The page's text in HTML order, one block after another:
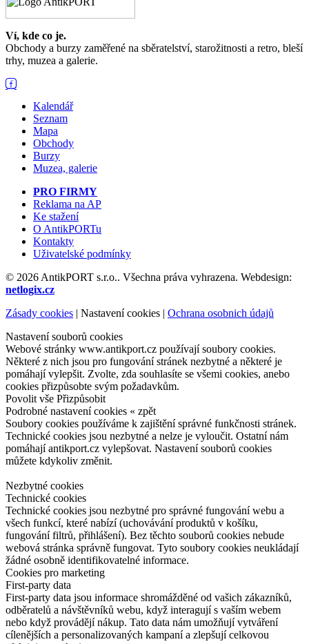
Ví, kde co je.
Obchody a burzy zaměřené na sběratelství, starožitnosti a retro, bleší
trhy, muzea a galerie.
Kalendář
Seznam
Mapa
Obchody
Burzy
Muzea, galerie
PRO FIRMY
Reklama na AP
Ke stažení
O AntikPORTu
Kontakty
Uživatelské podmínky
© 2026 AntikPORT s.r.o.. Všechna práva vyhrazena. Webdesign:
netlogix.cz
Zásady cookies | Nastavení cookies | Ochrana osobnich údajů
Nastavení souborů cookies
Webové stránky www.antikport.cz používají soubory cookies.
Některé z nich jsou pro fungování stránek nezbytné a některé je
pomáhají vylepšit. Zvolte, zda souhlasíte se všemi cookies, anebo
cookies přizpůsobte svým požadavkům.
Povolit vše Přizpůsobit
Podrobné nastavení cookies « zpět
Soubory cookies používáme k zajištění správné funkčnosti stránek.
Technické cookies jsou nezbytné a nelze je vyloučit. Ostatní nám
pomáhají antikport.cz vylepšovat. Nastavení souborů cookies
můžete kdykoliv změnit.
Nezbytné cookies
Technické cookies
Technické cookies jsou nezbytné pro správné fungování webu a
všech funkcí, které nabízí (uchovávání produktů v košíku,
fungování filtrů, přihlášení). Bez těchto souborů cookies nebude
webová stránka správně fungovat. Tyto soubory cookies neukládají
žádné osobně identifikovatelné informace.
Cookies pro marketing
First-party data
First-party data jsou informace shromážděné od vašich zákazníků,
odběratelů a návštěvníků webu, když interagují s vaším webem
nebo když provádějí nákup. Tato data nám umožňují vytváření
cílenějších a personalizovaných kampaní a zlepšují celkovou